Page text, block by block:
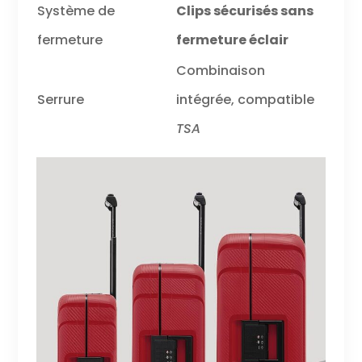
Système de
fermeture
Clips sécurisés sans
fermeture éclair
Serrure
Combinaison
intégrée, compatible
TSA